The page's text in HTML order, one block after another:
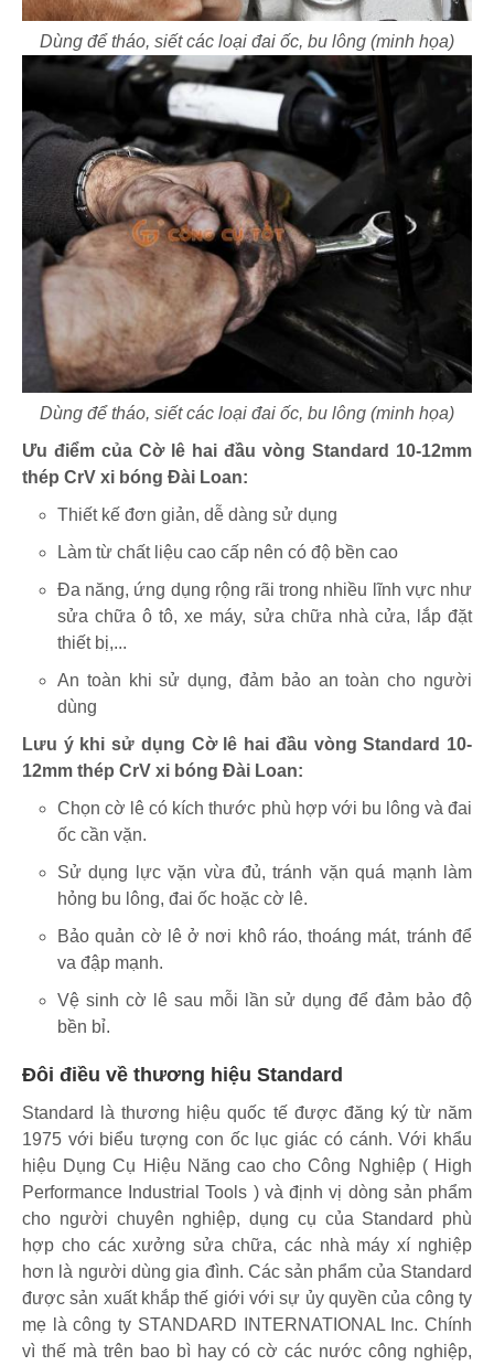
Dùng để tháo, siết các loại đai ốc, bu lông (minh họa)
Dùng để tháo, siết các loại đai ốc, bu lông (minh họa)
Ưu điểm của Cờ lê hai đầu vòng Standard 10-12mm
thép CrV xi bóng Đài Loan:
Thiết kế đơn giản, dễ dàng sử dụng
Làm từ chất liệu cao cấp nên có độ bền cao
Đa năng, ứng dụng rộng rãi trong nhiều lĩnh vực như
sửa chữa ô tô, xe máy, sửa chữa nhà cửa, lắp đặt
thiết bị,...
An toàn khi sử dụng, đảm bảo an toàn cho người
dùng
Lưu ý khi sử dụng Cờ lê hai đầu vòng Standard 10-
12mm thép CrV xi bóng Đài Loan:
Chọn cờ lê có kích thước phù hợp với bu lông và đai
ốc cần vặn.
Sử dụng lực vặn vừa đủ, tránh vặn quá mạnh làm
hỏng bu lông, đai ốc hoặc cờ lê.
Bảo quản cờ lê ở nơi khô ráo, thoáng mát, tránh để
va đập mạnh.
Vệ sinh cờ lê sau mỗi lần sử dụng để đảm bảo độ
bền bỉ.
Đôi điều về thương hiệu Standard
Standard là thương hiệu quốc tế được đăng ký từ năm
1975 với biểu tượng con ốc lục giác có cánh. Với khẩu
hiệu Dụng Cụ Hiệu Năng cao cho Công Nghiệp ( High
Performance Industrial Tools ) và định vị dòng sản phẩm
cho người chuyên nghiệp, dụng cụ của Standard phù
hợp cho các xưởng sửa chữa, các nhà máy xí nghiệp
hơn là người dùng gia đình. Các sản phẩm của Standard
được sản xuất khắp thế giới với sự ủy quyền của công ty
mẹ là công ty STANDARD INTERNATIONAL Inc. Chính
vì thế mà trên bao bì hay có cờ các nước công nghiệp,